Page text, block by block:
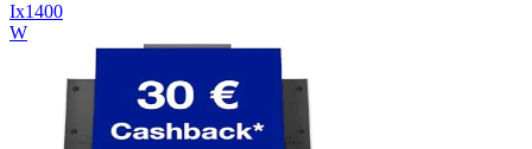
Ix1400
W